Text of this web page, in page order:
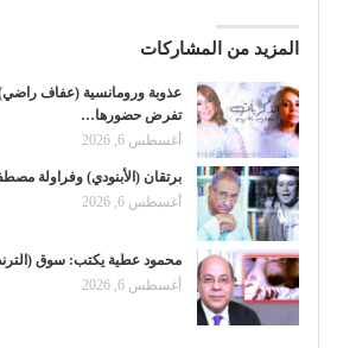
المزيد من المشاركات
عذوبة ورومانسية (عفاف
تفرض حضورها…
أغسطس 6, 2026
برتقان (الأبنودي) وفراولة
أغسطس 6, 2026
محمود عطية يكتب: سوق
أغسطس 6, 2026